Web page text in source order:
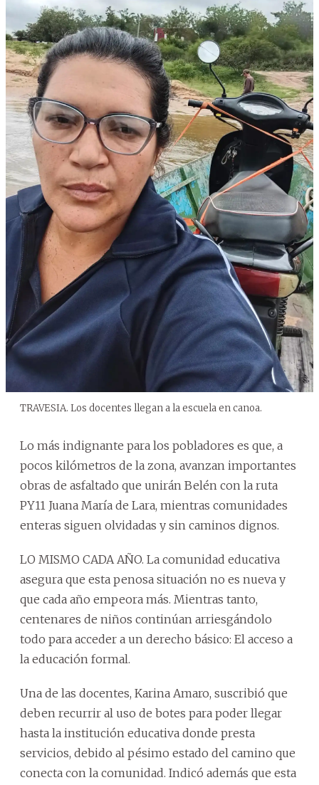
TRAVESIA. Los docentes llegan a la escuela en canoa.
Lo más indignante para los pobladores es que, a
pocos kilómetros de la zona, avanzan importantes
obras de asfaltado que unirán Belén con la ruta
PY11 Juana María de Lara, mientras comunidades
enteras siguen olvidadas y sin caminos dignos.
LO MISMO CADA AÑO. La comunidad educativa
asegura que esta penosa situación no es nueva y
que cada año empeora más. Mientras tanto,
centenares de niños continúan arriesgándolo
todo para acceder a un derecho básico: El acceso a
la educación formal.
Una de las docentes, Karina Amaro, suscribió que
deben recurrir al uso de botes para poder llegar
hasta la institución educativa donde presta
servicios, debido al pésimo estado del camino que
conecta con la comunidad. Indicó además que esta